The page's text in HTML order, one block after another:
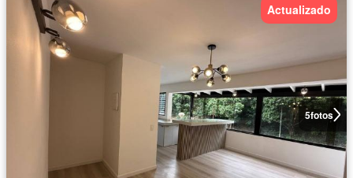
5fotos
Actualizado